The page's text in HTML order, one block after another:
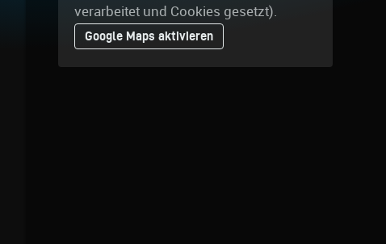
verarbeitet und Cookies gesetzt).
Google Maps aktivieren